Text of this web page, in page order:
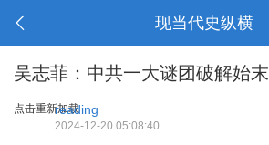
现当代史纵横
吴志菲：中共一大谜团破解始末
点击重新加载
reading
2024-12-20 05:08:40